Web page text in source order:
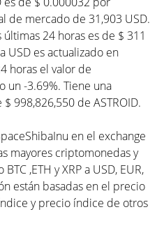
de mercado de 31,903 USD.
24 horas es de $ 311
USD es actualizado en
horas el valor de
un -3.69%. Tiene una
998,826,550 de ASTROID.
en el exchange
mayores criptomonedas y
,ETH y XRP a USD, EUR,
están basadas en el precio
y precio índice de otros